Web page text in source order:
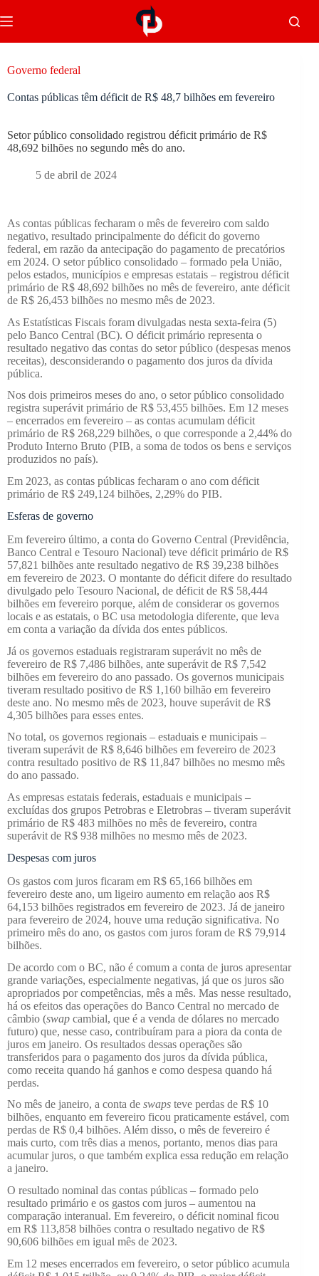
Governo federal
Contas públicas têm déficit de R$ 48,7 bilhões em fevereiro
Setor público consolidado registrou déficit primário de R$
48,692 bilhões no segundo mês do ano.
5 de abril de 2024
As contas públicas fecharam o mês de fevereiro com saldo
negativo, resultado principalmente do déficit do governo
federal, em razão da antecipação do pagamento de precatórios
em 2024. O setor público consolidado – formado pela União,
pelos estados, municípios e empresas estatais – registrou déficit
primário de R$ 48,692 bilhões no mês de fevereiro, ante déficit
de R$ 26,453 bilhões no mesmo mês de 2023.
As Estatísticas Fiscais foram divulgadas nesta sexta-feira (5)
pelo Banco Central (BC). O déficit primário representa o
resultado negativo das contas do setor público (despesas menos
receitas), desconsiderando o pagamento dos juros da dívida
pública.
Nos dois primeiros meses do ano, o setor público consolidado
registra superávit primário de R$ 53,455 bilhões. Em 12 meses
– encerrados em fevereiro – as contas acumulam déficit
primário de R$ 268,229 bilhões, o que corresponde a 2,44% do
Produto Interno Bruto (PIB, a soma de todos os bens e serviços
produzidos no país).
Em 2023, as contas públicas fecharam o ano com déficit
primário de R$ 249,124 bilhões, 2,29% do PIB.
Esferas de governo
Em fevereiro último, a conta do Governo Central (Previdência,
Banco Central e Tesouro Nacional) teve déficit primário de R$
57,821 bilhões ante resultado negativo de R$ 39,238 bilhões
em fevereiro de 2023. O montante do déficit difere do resultado
divulgado pelo Tesouro Nacional, de déficit de R$ 58,444
bilhões em fevereiro porque, além de considerar os governos
locais e as estatais, o BC usa metodologia diferente, que leva
em conta a variação da dívida dos entes públicos.
Já os governos estaduais registraram superávit no mês de
fevereiro de R$ 7,486 bilhões, ante superávit de R$ 7,542
bilhões em fevereiro do ano passado. Os governos municipais
tiveram resultado positivo de R$ 1,160 bilhão em fevereiro
deste ano. No mesmo mês de 2023, houve superávit de R$
4,305 bilhões para esses entes.
No total, os governos regionais – estaduais e municipais –
tiveram superávit de R$ 8,646 bilhões em fevereiro de 2023
contra resultado positivo de R$ 11,847 bilhões no mesmo mês
do ano passado.
As empresas estatais federais, estaduais e municipais –
excluídas dos grupos Petrobras e Eletrobras – tiveram superávit
primário de R$ 483 milhões no mês de fevereiro, contra
superávit de R$ 938 milhões no mesmo mês de 2023.
Despesas com juros
Os gastos com juros ficaram em R$ 65,166 bilhões em
fevereiro deste ano, um ligeiro aumento em relação aos R$
64,153 bilhões registrados em fevereiro de 2023. Já de janeiro
para fevereiro de 2024, houve uma redução significativa. No
primeiro mês do ano, os gastos com juros foram de R$ 79,914
bilhões.
De acordo com o BC, não é comum a conta de juros apresentar
grande variações, especialmente negativas, já que os juros são
apropriados por competências, mês a mês. Mas nesse resultado,
há os efeitos das operações do Banco Central no mercado de
câmbio (swap cambial, que é a venda de dólares no mercado
futuro) que, nesse caso, contribuíram para a piora da conta de
juros em janeiro. Os resultados dessas operações são
transferidos para o pagamento dos juros da dívida pública,
como receita quando há ganhos e como despesa quando há
perdas.
No mês de janeiro, a conta de swaps teve perdas de R$ 10
bilhões, enquanto em fevereiro ficou praticamente estável, com
perdas de R$ 0,4 bilhões. Além disso, o mês de fevereiro é
mais curto, com três dias a menos, portanto, menos dias para
acumular juros, o que também explica essa redução em relação
a janeiro.
O resultado nominal das contas públicas – formado pelo
resultado primário e os gastos com juros – aumentou na
comparação interanual. Em fevereiro, o déficit nominal ficou
em R$ 113,858 bilhões contra o resultado negativo de R$
90,606 bilhões em igual mês de 2023.
Em 12 meses encerrados em fevereiro, o setor público acumula